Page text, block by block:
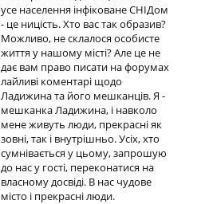
усе населення інфіковане СНІДом
- це ницість. Хто вас так образив?
Можливо, не склалося особисте
життя у нашому місті? Але це не
дає вам право писати на форумах
лайливі коментарі щодо
Ладижина та його мешканців. Я -
мешканка Ладижина, і навколо
мене живуть люди, прекрасні як
зовні, так і внутрішньо. Усіх, хто
сумнівається у цьому, запрошую
до нас у гості, переконатися на
власному досвіді. В нас чудове
місто і прекрасні люди.